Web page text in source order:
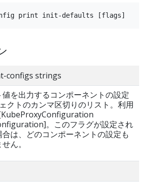
configs strings
値を出力するコンポーネントの設定
クトのカンマ区切りのリスト。利用
。このフラグが設定され
は、どのコンポーネントの設定も
ん。